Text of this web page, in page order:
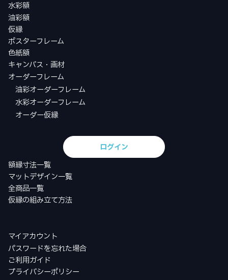
水彩額
油彩額
仮縁
ポスターフレーム
色紙額
キャンバス・画材
オーダーフレーム
油彩オーダーフレーム
水彩オーダーフレーム
オーダー仮縁
ログイン
額縁寸法一覧
マットデザイン一覧
全商品一覧
仮縁の組み立て方法
マイアカウント
パスワードを忘れた場合
ご利用ガイド
プライバシーポリシー